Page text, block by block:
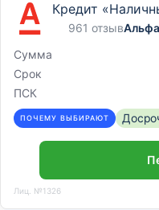
Кредит
961 отзыв
Сумма
Срок
ПСК
ПОЧЕМУ ВЫБИРАЮТ
Лиц. №1326